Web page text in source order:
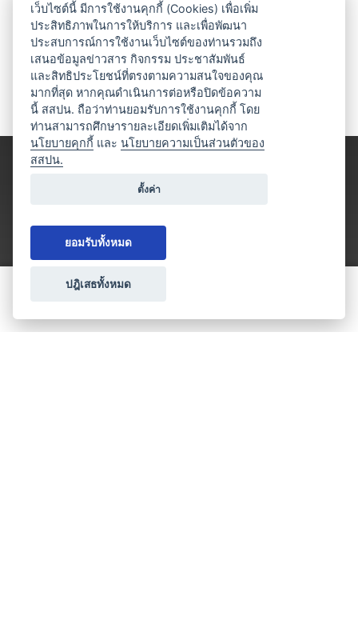
ประเภทธุรกิจไมซ์
เว็บไซต์นี้ มีการใช้งานคุกกี้ (Cookies) เพื่อเพิ่ม
ประสิทธิภาพในการให้บริการ และเพื่อพัฒนา
ประสบการณ์การใช้งานเว็บไซต์ของท่านรวมถึง
เสนอข้อมูลข่าวสาร กิจกรรม ประชาสัมพันธ์
และสิทธิประโยชน์ที่ตรงตามความสนใจของคุณ
มากที่สุด หากคุณดำเนินการต่อหรือปิดข้อความ
นี้ สสปน. ถือว่าท่านยอมรับการใช้งานคุกกี้ โดย
ท่านสามารถศึกษารายละเอียดเพิ่มเติมได้จาก
นโยบายคุกกี้ และนโยบายความเป็นส่วนตัวของ
สสปน.
ตั้งค่า
ยอมรับทั้งหมด
ปฎิเสธทั้งหมด